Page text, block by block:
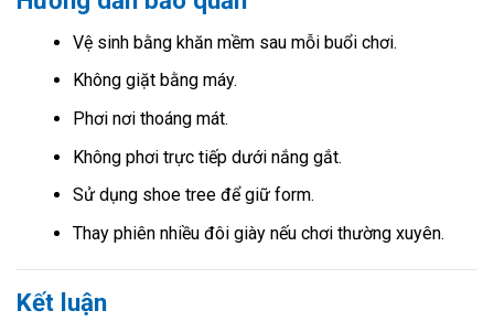
Vệ sinh bằng khăn mềm sau mỗi buổi chơi.
Không giặt bằng máy.
Phơi nơi thoáng mát.
Không phơi trực tiếp dưới nắng gắt.
Sử dụng shoe tree để giữ form.
Thay phiên nhiều đôi giày nếu chơi thường xuyên.
Kết luận